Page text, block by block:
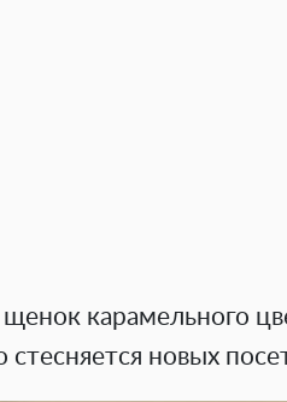
карамельного
стесняется новых